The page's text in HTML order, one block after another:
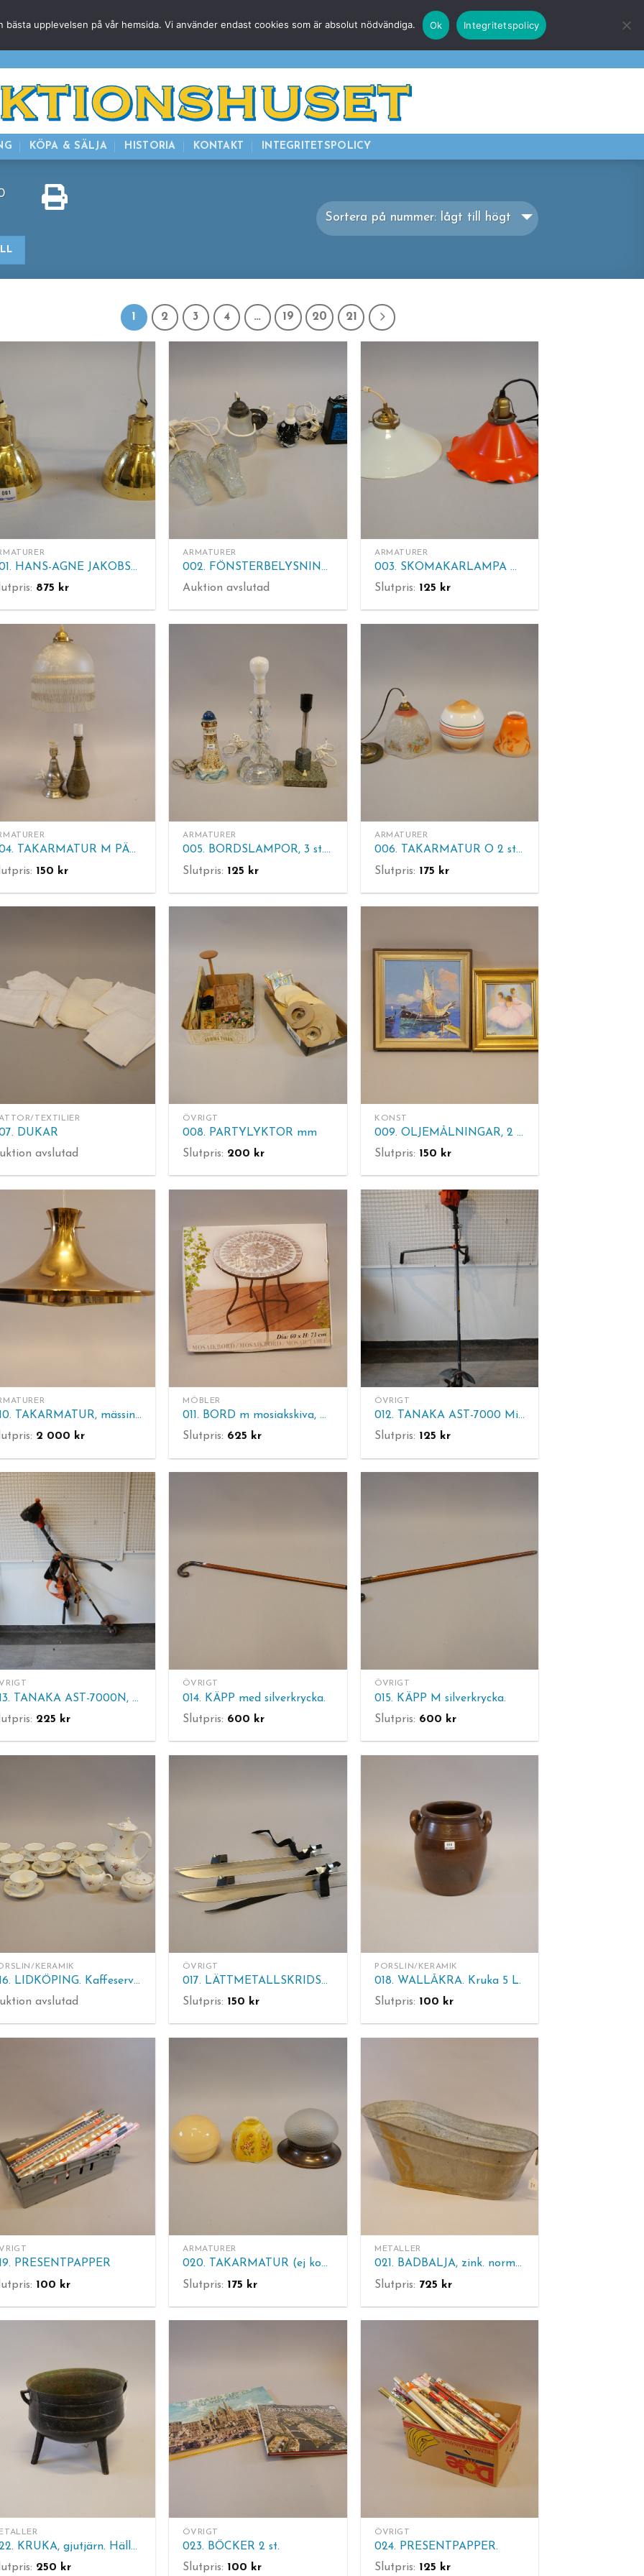
NUVARANDE AUKTION LOGGA IN
KÖPA & SÄLJA HISTORIA KONTAKT INTEGRITETSPOLICY
Sortera på nummer: lågt till högt
1 2 3 4 … 19 20 21
001. HANS-AGNE JAKOBSSON Tak/fönsterlampor, 1 par, Markaryd. mässing. H. 11 cm.
875 kr
ARMATURER
002. FÖNSTERBELYSNING mm.
Auktion avslutad
ARMATURER
003. SKOMAKARLAMPA mm
Slutpris: 125 kr
004. TAKARMATUR M PÄRLFRANS, 2 st BORDSLAMPOR.
150 kr
ARMATURER
005. BORDSLAMPOR, 3 st. H. 24-35 cm.
Slutpris: 125 kr
ARMATURER
006. TAKARMATUR O 2 st LAMPKUPOR.
Slutpris: 175 kr
TEXTILIER
DUKAR
avslutad
ÖVRIGT
008. PARTYLYKTOR mm
Slutpris: 200 kr
KONST
009. OLJEMÅLNINGAR, 2 st
Slutpris: 150 kr
010. TAKARMATUR, mässing. H. 22 cm. Diam. 45 cm.
2 000 kr
MÖBLER
011. BORD m mosiakskiva, Diam. 60 cm. H. 71 cm.
Slutpris: 625 kr
ÖVRIGT
012. TANAKA AST-7000 Mini-culti, bensindriven.
Slutpris: 125 kr
013. TANAKA AST-7000N, röjsåg, bensindriven.
225 kr
ÖVRIGT
014. KÄPP med silverkrycka.
Slutpris: 600 kr
ÖVRIGT
015. KÄPP M silverkrycka.
Slutpris: 600 kr
KERAMIK
016. LIDKÖPING. Kaffeservis bestående av kaffekanna, sockerskål, gräddkanna, 10 st kaffekoppar.
avslutad
ÖVRIGT
017. LÄTTMETALLSKRIDSKOR MED SKENA I HÄRDAT SPECIALSTÅL.
Slutpris: 150 kr
PORSLIN/KERAMIK
018. WALLÅKRA. Kruka 5 L.
Slutpris: 100 kr
PRESENTPAPPER
100 kr
ARMATURER
020. TAKARMATUR (ej komplett), 2 st lampkupor
Slutpris: 175 kr
METALLER
021. BADBALJA, zink. normalt brukslitage. L. 85 cm.
Slutpris: 725 kr
022. KRUKA, gjutjärn. Hällefors Bruk, 4 K. H. 28 cm. Diam. 31 cm.
250 kr
ÖVRIGT
023. BÖCKER 2 st.
Slutpris: 100 kr
ÖVRIGT
024. PRESENTPAPPER.
Slutpris: 125 kr
upplevelsen på vår hemsida. Vi använder endast cookies som är absolut nödvändiga. Ok Integritetspolicy